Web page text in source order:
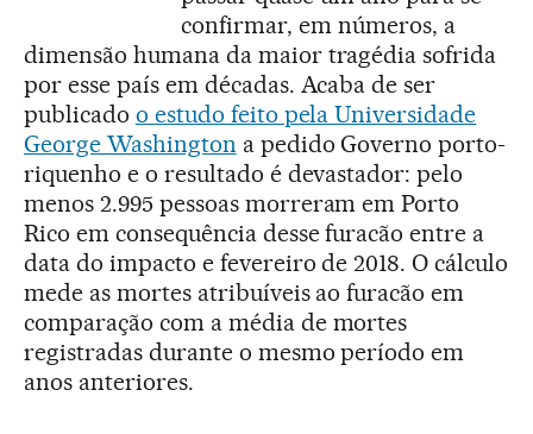
confirmar, em números, a
dimensão humana da maior tragédia sofrida
por esse país em décadas. Acaba de ser
publicado o estudo feito pela Universidade
George Washington a pedido Governo porto-
riquenho e o resultado é devastador: pelo
menos 2.995 pessoas morreram em Porto
Rico em consequência desse furacão entre a
data do impacto e fevereiro de 2018. O cálculo
mede as mortes atribuíveis ao furacão em
comparação com a média de mortes
registradas durante o mesmo período em
anos anteriores.